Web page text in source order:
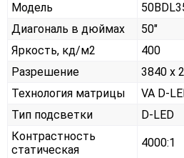
Модель
Диагональ в дюймах
50"
Яркость, кд/м2
400
Разрешение
3840 x
Технология матрицы
VA D-
Тип подсветки
D-LED
Контрастность
статическая
4000:1